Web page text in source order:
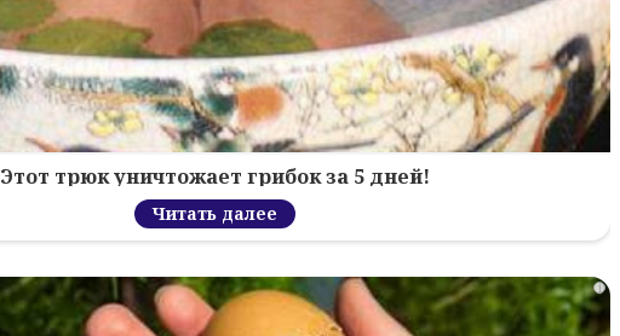
Этот трюк уничтожает грибок за 5 дней!
Читать далее
i